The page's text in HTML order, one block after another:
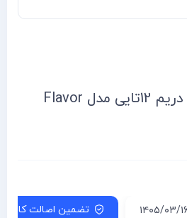
خرید کاندوم ایکس دریم 12تایی مدل Flavor
تضمین اصالت کالا